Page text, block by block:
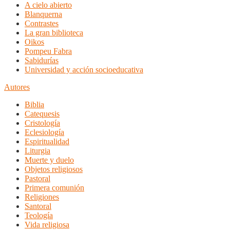
A cielo abierto
Blanquerna
Contrastes
La gran biblioteca
Oikos
Pompeu Fabra
Sabidurías
Universidad y acción socioeducativa
Autores
Biblia
Catequesis
Cristología
Eclesiología
Espiritualidad
Liturgia
Muerte y duelo
Objetos religiosos
Pastoral
Primera comunión
Religiones
Santoral
Teología
Vida religiosa